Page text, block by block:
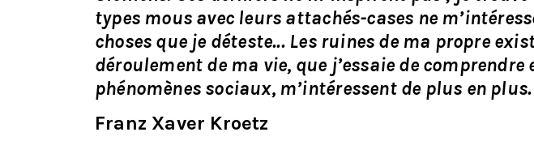
types mous avec leurs attachés-cases ne
choses que je déteste... Les ruines de ma propre
déroulement de ma vie, que j’essaie de
phénomènes sociaux, m’intéressent de plus en
Franz Xaver Kroetz